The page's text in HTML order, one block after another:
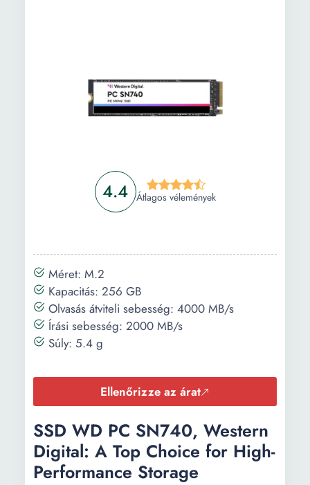
4.4 Átlagos vélemények
Méret: M.2
Kapacitás: 256 GB
Olvasás átviteli sebesség: 4000 MB/s
Írási sebesség: 2000 MB/s
Súly: 5.4 g
Ellenőrizze az árat
SSD WD PC SN740, Western
Digital: A Top Choice for High-
Performance Storage